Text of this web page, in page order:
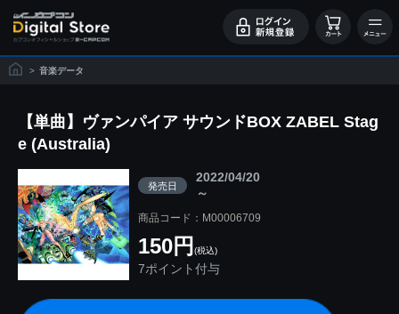
> 音楽データ
【単曲】ヴァンパイア サウンドBOX ZABEL Stag
e (Australia)
発売日
2022/04/20
～
商品コード：M00006709
150円 (税込)
7ポイント付与